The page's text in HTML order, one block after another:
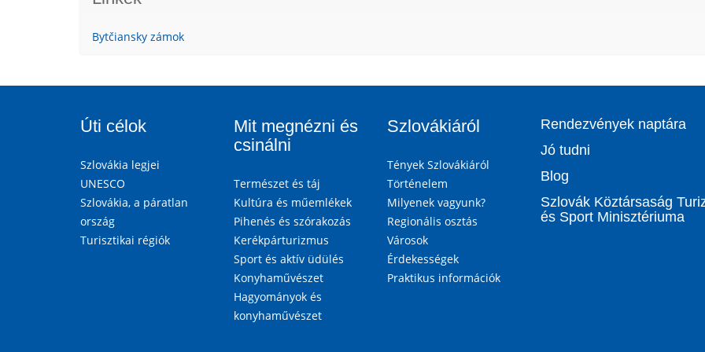
Bytčiansky zámok
Úti célok
Szlovákia legjei
UNESCO
Szlovákia, a páratlan
ország
Turisztikai régiók
Mit megnézni és
csinálni
Természet és táj
Kultúra és műemlékek
Pihenés és szórakozás
Kerékpárturizmus
Sport és aktív üdülés
Konyhaművészet
Hagyományok és
konyhaművészet
Szlovákiáról
Tények Szlovákiáról
Történelem
Milyenek vagyunk?
Regionális osztás
Városok
Érdekességek
Praktikus információk
Rendezvények naptára
Jó tudni
Blog
Szlovák Köztársaság
és Sport Minisztériuma